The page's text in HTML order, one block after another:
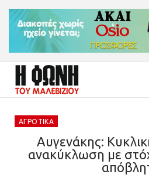
ΑΓΡΟΤΙΚΆ
Αυγενάκης:
ανακύκλωση με